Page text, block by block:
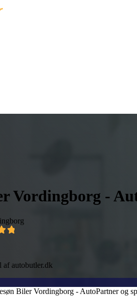
Vordingborg -
af autobutler.dk
Biler Vordingborg - AutoPartner og